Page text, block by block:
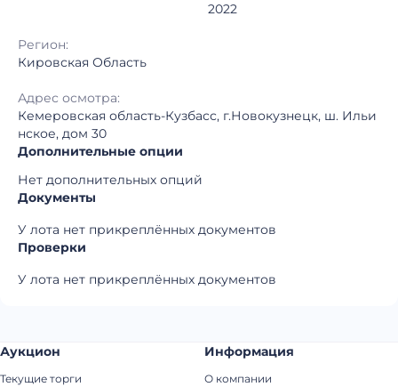
2022
Регион:
Кировская Область
Адрес осмотра:
Кемеровская область-Кузбасс, г.Новокузнецк, ш. Ильи
нское, дом 30
Дополнительные опции
Нет дополнительных опций
Документы
У лота нет прикреплённых документов
Проверки
У лота нет прикреплённых документов
Аукцион
Текущие торги
Информация
О компании